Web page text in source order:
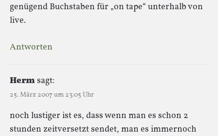
genügend Buchstaben für „on tape“ unterhalb von
live.
Antworten
Hermsagt:
25. März 2007 um 23:05 Uhr
noch lustiger ist es, dass wenn man es schon 2
stunden zeitversetzt sendet, man es immernoch